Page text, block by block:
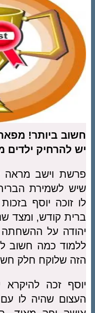
חשוב ביותר!מפאת
יש להרחיק ילדים
פרשת וישב מראה
שיש לשמירת
לו זוכה יוסף
ברית קודש, ומצד
יהודה על ההשחתה
ללמוד כמה חשוב
הזה שלוקח חלק
יוסף זכה להיקרא
העצום שהיה לו עם